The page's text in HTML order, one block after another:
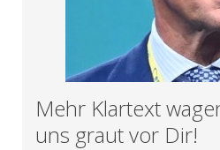
Mehr Klartext
uns graut vor Dir!